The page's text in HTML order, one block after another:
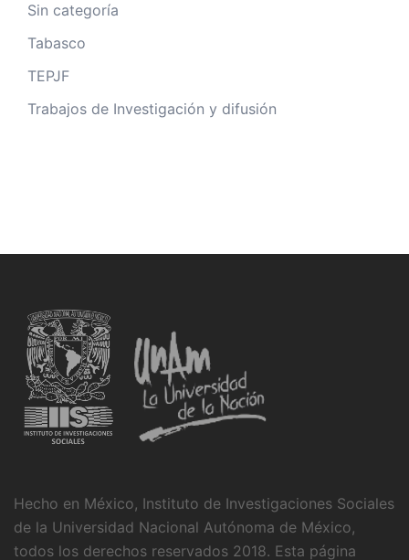
Sin categoría
Tabasco
TEPJF
Trabajos de Investigación y difusión
Hecho en México, Instituto de Investigaciones Sociales
de la Universidad Nacional Autónoma de México,
todos los derechos reservados 2018. Esta página